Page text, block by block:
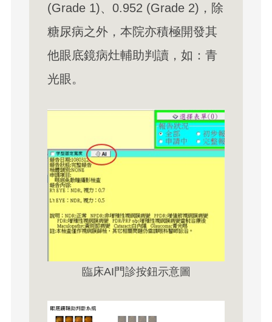
(Grade 1)、0.952 (Grade 2)，除
糖尿病之外，本院亦積極開發其
他眼底鏡病灶輔助判讀，如：青
光眼。
臨床AI門診按鈕示意圖